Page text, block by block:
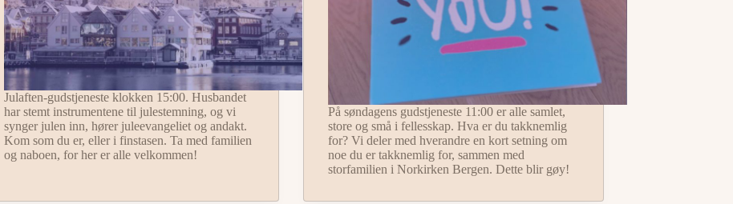
Julaften-gudstjeneste klokken 15:00. Husbandet
har stemt instrumentene til julestemning, og vi
synger julen inn, hører juleevangeliet og andakt.
Kom som du er, eller i finstasen. Ta med familien
og naboen, for her er alle velkommen!
På søndagens gudstjeneste 11:00 er alle samlet,
store og små i fellesskap. Hva er du takknemlig
for? Vi deler med hverandre en kort setning om
noe du er takknemlig for, sammen med
storfamilien i Norkirken Bergen. Dette blir gøy!